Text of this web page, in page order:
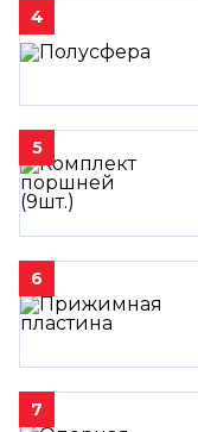
4
5
6
7